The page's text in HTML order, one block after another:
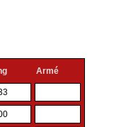
Armé